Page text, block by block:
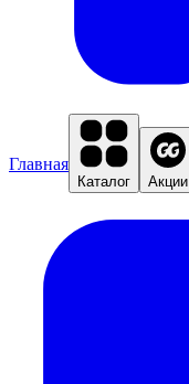
Главная
Каталог Акции